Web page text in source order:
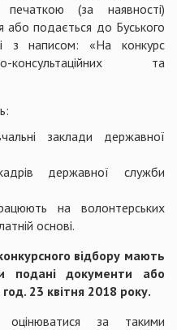
печаткою (за наявності)
або подається до Буського
з написом: «На конкурс
консультаційних та
заклади державної
державної служби
на волонтерських
основі.
відбору мають
подані документи або
23 квітня 2018 року.
оцінюватися за такими